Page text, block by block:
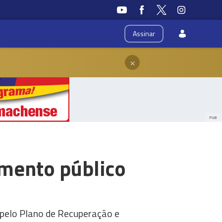
Assinar
×
PUB
público
Plano de Recuperação e